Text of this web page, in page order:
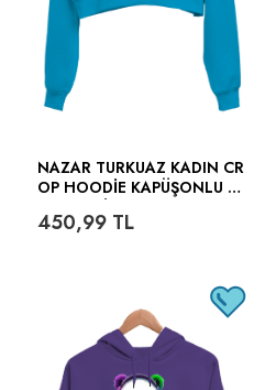
NAZAR TURKUAZ KADIN CR
OP HOODIE KAPÜŞONLU S
450,99 TL